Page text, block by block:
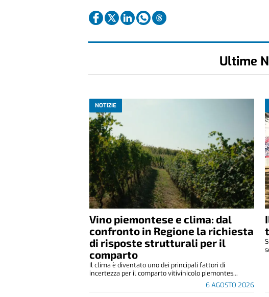
Ultime
NOTIZIE
Vino piemontese e clima: dal
confronto in Regione la richiesta
di risposte strutturali per il
comparto
6 AGOSTO 2026
Il clima è diventato uno dei principali fattori di
incertezza per il comparto vitivinicolo piemontes...